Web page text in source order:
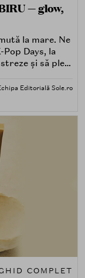
— glow,
la mare. Ne
Days, la
și să pleci
Editorială Sole.ro
COMPLET